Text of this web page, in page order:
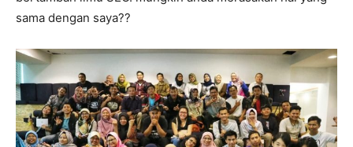
sama dengan saya??